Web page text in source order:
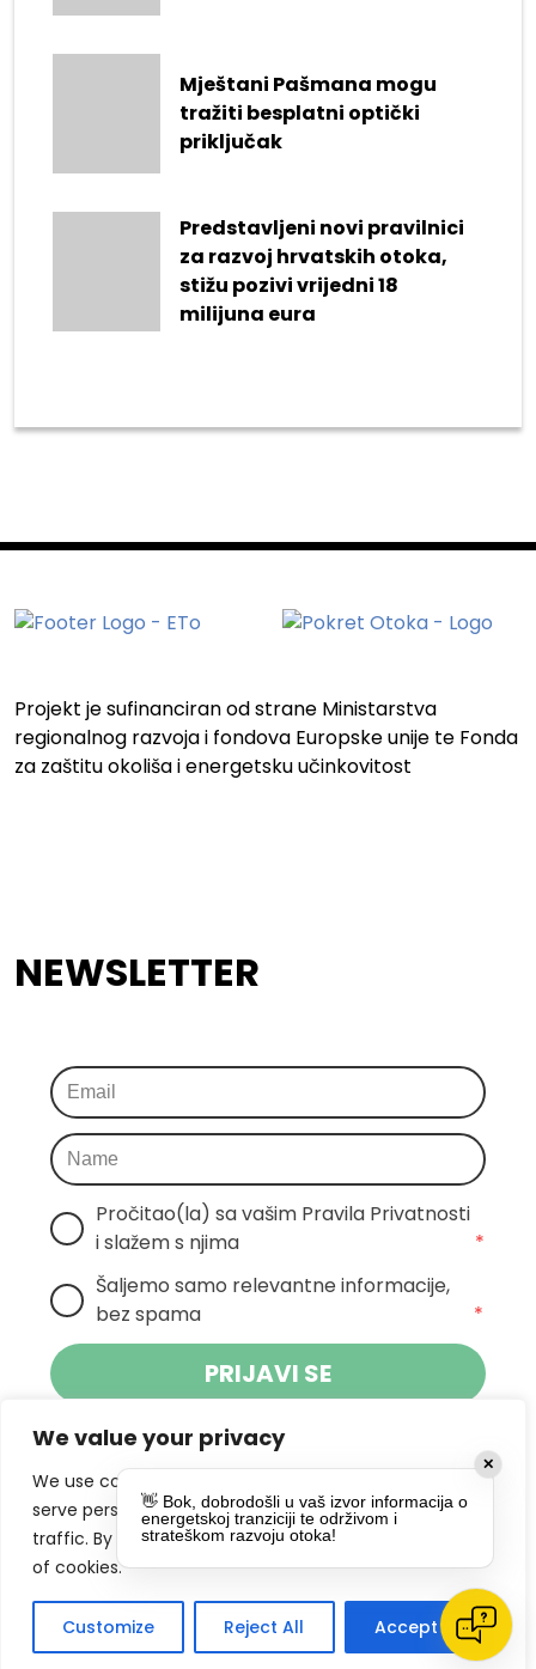
We value your privacy
We use cookies to enhance your browsing experience,
serve personalized ads or content, and analyze our
traffic. By clicking "Accept All", you consent to our use
of cookies.
Customize Reject All Accept All
Mještani Pašmana mogu
tražiti besplatni optički
priključak
Predstavljeni novi pravilnici
za razvoj hrvatskih otoka,
stižu pozivi vrijedni 18
milijuna eura
Projekt je sufinanciran od strane Ministarstva
regionalnog razvoja i fondova Europske unije te Fonda
za zaštitu okoliša i energetsku učinkovitost
NEWSLETTER
Pročitao(la) sa vašim Pravila Privatnosti
i slažem s njima
*
Šaljemo samo relevantne informacije,
bez spama
*
PRIJAVI SE
Klikom na gumb dajete suglasnost za
primanje novosti Pokreta Otoka te se
slažete spolitikom privatnosti.
DRUŠTVENE MREŽE
✕
👋 Bok, dobrodošli u vaš izvor informacija o
energetskoj tranziciji te održivom i
strateškom razvoju otoka!